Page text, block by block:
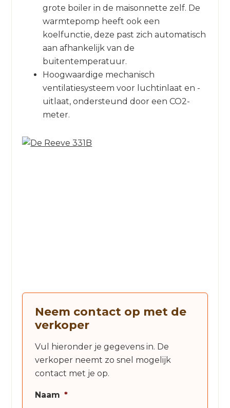
grote boiler in de maisonnette zelf. De
warmtepomp heeft ook een
koelfunctie, deze past zich automatisch
aan afhankelijk van de
buitentemperatuur.
Hoogwaardige mechanisch
ventilatiesysteem voor luchtinlaat en -
uitlaat, ondersteund door een CO2-
meter.
Neem contact op met de
verkoper
Vul hieronder je gegevens in. De
verkoper neemt zo snel mogelijk
contact met je op.
Naam *